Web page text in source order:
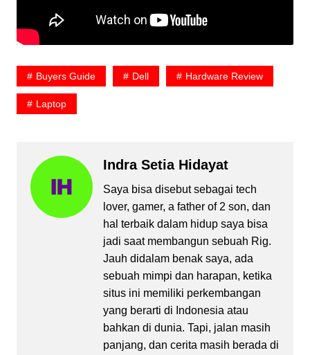
Buyers Guide Dell Hardware Review
Laptop
Indra Setia Hidayat
Saya bisa disebut sebagai tech
lover, gamer, a father of 2 son, dan
hal terbaik dalam hidup saya bisa
jadi saat membangun sebuah Rig.
Jauh didalam benak saya, ada
sebuah mimpi dan harapan, ketika
situs ini memiliki perkembangan
yang berarti di Indonesia atau
bahkan di dunia. Tapi, jalan masih
panjang, dan cerita masih berada di